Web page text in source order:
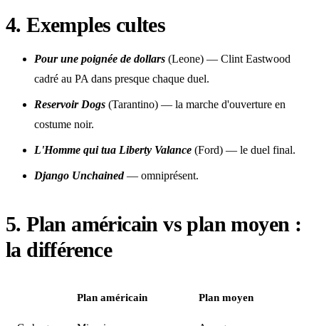
4. Exemples cultes
Pour une poignée de dollars (Leone) — Clint Eastwood
cadré au PA dans presque chaque duel.
Reservoir Dogs (Tarantino) — la marche d'ouverture en
costume noir.
L'Homme qui tua Liberty Valance (Ford) — le duel final.
Django Unchained— omniprésent.
5. Plan américain vs plan moyen :
la différence
Plan américain Plan moyen